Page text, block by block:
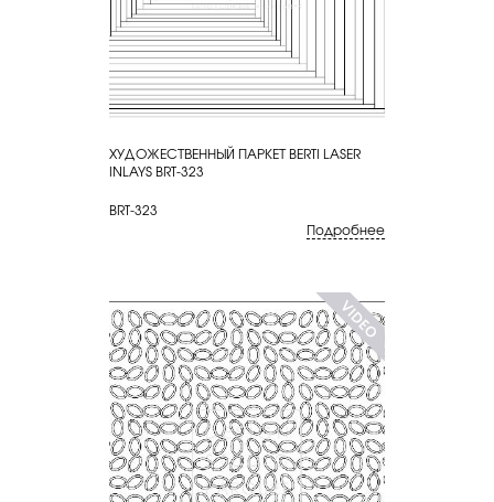
КУПИТЬ
ХУДОЖЕСТВЕННЫЙ ПАРКЕТ BERTI LASER
INLAYS BRT-323
BRT-323
Подробнее